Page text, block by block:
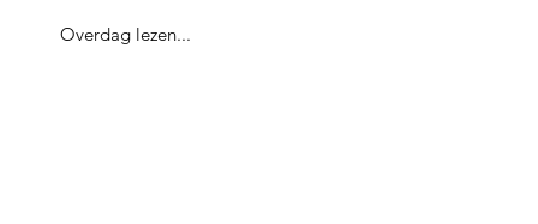
Overdag lezen...